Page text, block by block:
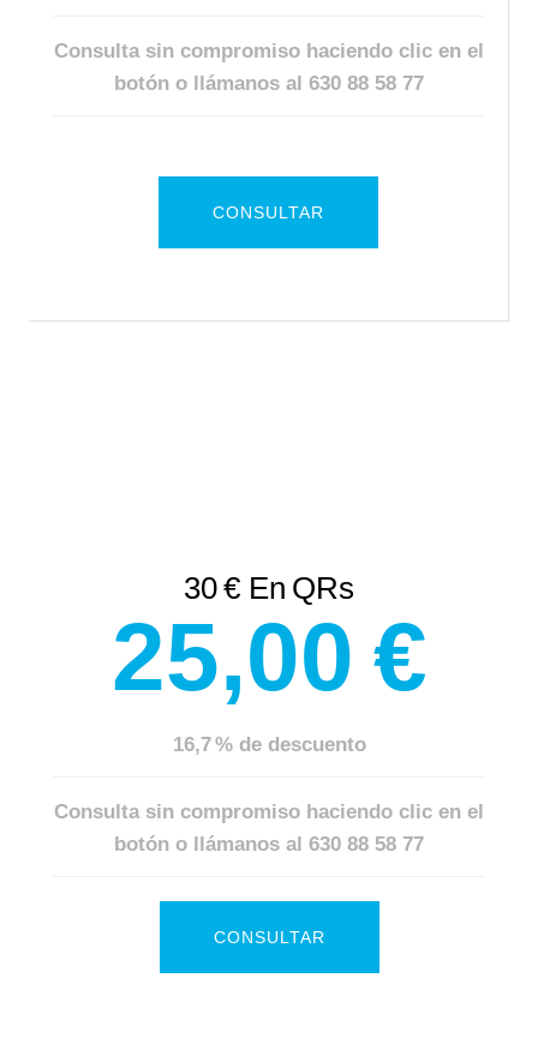
Consulta sin compromiso haciendo clic en el
botón o llámanos al 630 88 58 77
CONSULTAR
30 € En QRs
25,00 €
16,7 % de descuento
Consulta sin compromiso haciendo clic en el
botón o llámanos al 630 88 58 77
CONSULTAR